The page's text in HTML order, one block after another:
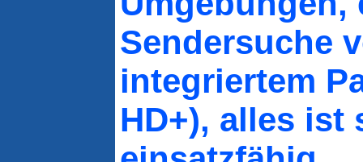
Sendersuche
integriertem
HD+), alles ist